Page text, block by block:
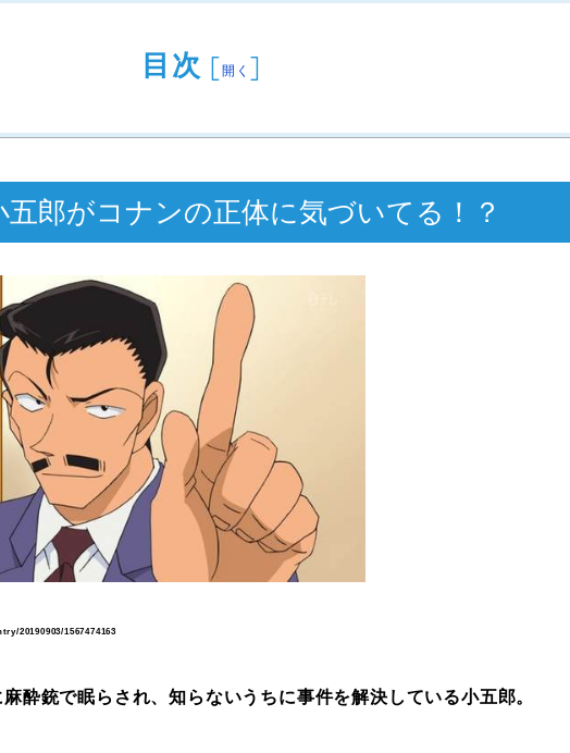
目次 [開く ]
五郎がコナンの正体に気づいてる！？
20190903/1567474163
酔銃で眠らされ、知らないうちに事件を解決している小五郎。